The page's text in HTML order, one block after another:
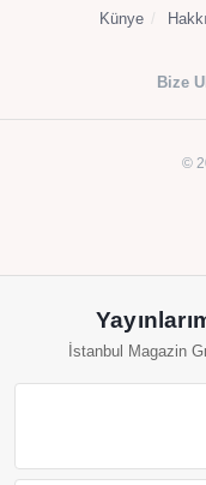
Künye
Bize
©
İstanbul Magazin